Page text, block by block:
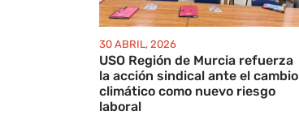
30 ABRIL, 2026
USO Región de Murcia refuerza
la acción sindical ante el cambio
climático como nuevo riesgo
laboral